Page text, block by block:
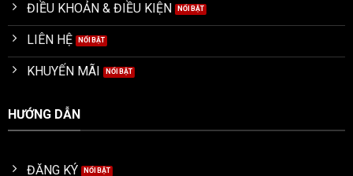
ĐIỀU KHOẢN & ĐIỀU KIỆN
LIÊN HỆ
KHUYẾN MÃI
HƯỚNG DẪN
ĐĂNG KÝ